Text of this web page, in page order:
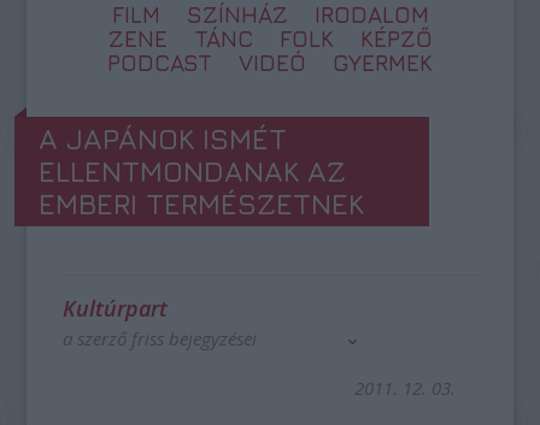
FILM SZÍNHÁZ
IRODALOM
ZENE
TÁNC FOLK
KÉPZŐ
PODCAST
VIDEÓ GYERMEK
A JAPÁNOK ISMÉT
ELLENTMONDANAK AZ
EMBERI TERMÉSZETNEK
Kultúrpart
a szerző friss bejegyzései
2011. 12. 03.